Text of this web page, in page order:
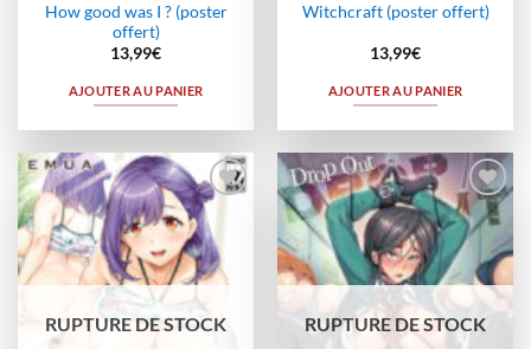
How good was I ? (poster
offert)
13,99€
AJOUTER AU PANIER
Witchcraft (poster offert)
13,99€
AJOUTER AU PANIER
Ajouter
à la
wishlist
RUPTURE DE STOCK
Ajouter
à la
wishlist
RUPTURE DE STOCK